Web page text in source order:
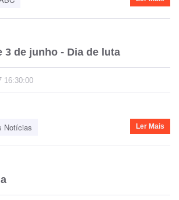
3 de junho - Dia de luta
16:30:00
Notícias Ler Mais